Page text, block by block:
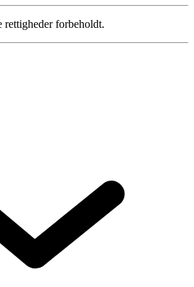
forbeholdt.